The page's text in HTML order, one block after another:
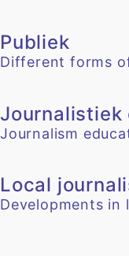
Publiek
Different forms
Journalistiek
Journalism
Local
Developments in